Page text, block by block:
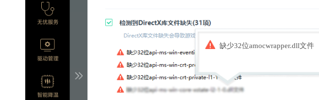
缺少32位amocwrapper.dll文件